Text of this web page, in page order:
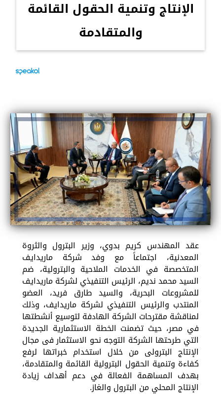
الإنتاج وتنمية الحقول القائمة
والمتقادمة
عقد المهندس كريم بدوي، وزير البترول والثروة
المعدنية، اجتماعاً مع وفد شركة ماريدايف
المتخصصة في الخدمات الملاحية والبترولية، ضم
السيد محمد نديم، الرئيس التنفيذي لشركة ماريدايف
للمشروعات البحرية، والسيد طارق فريد، العضو
المنتدب والرئيس التنفيذي لشركة ماريدايف، وذلك
لمناقشة مقترحات الشركة الهادفة لتوسيع أنشطتها
في مصر، حيث تضمنت الخطة الاستثمارية الجديدة
التي طرحتها الشركة التوجه نحو الاستثمار فى مجال
الإنتاج البترولى من خلال استخدام خبراتها لرفع
كفاءة وتنمية الحقول البترولية القائمة والمتقادمة،
بهدف المساهمة الفعالة في دعم أهداف زيادة
الإنتاج المحلي من البترول والغاز.